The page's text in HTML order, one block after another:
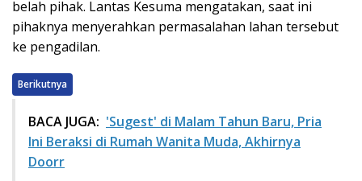
belah pihak. Lantas Kesuma mengatakan, saat ini
pihaknya menyerahkan permasalahan lahan tersebut
ke pengadilan.
Berikutnya
BACA JUGA: 'Sugest' di Malam Tahun Baru, Pria
Ini Beraksi di Rumah Wanita Muda, Akhirnya
Doorr